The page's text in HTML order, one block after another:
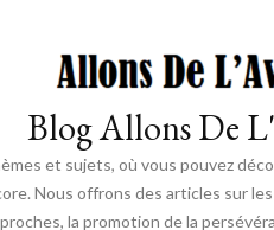
Blog Allons De
et sujets, où vous pouvez
Nous offrons des articles sur
la promotion de la